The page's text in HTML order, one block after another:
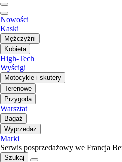
Nowości
Kaski
Mężczyźni
Kobieta
High-Tech
Wyścigi
Motocykle i skutery
Terenowe
Przygoda
Warsztat
Bagaż
Wyprzedaż
Marki
Serwis posprzedażowy we Francja
Szukaj